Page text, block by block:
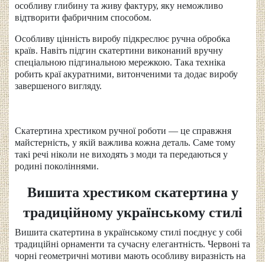
особливу глибину та живу фактуру, яку неможливо
відтворити фабричним способом.
Особливу цінність виробу підкреслює ручна обробка
країв. Навіть підгин скатертини виконаний вручну
спеціальною підгинальною мережкою. Така техніка
робить краї акуратними, витонченими та додає виробу
завершеного вигляду.
Скатертина хрестиком ручної роботи — це справжня
майстерність, у якій важлива кожна деталь. Саме тому
такі речі ніколи не виходять з моди та передаються у
родині поколіннями.
Вишита хрестиком скатертина у
традиційному українському стилі
Вишита скатертина в українському стилі поєднує у собі
традиційні орнаменти та сучасну елегантність. Червоні та
чорні геометричні мотиви мають особливу виразність на